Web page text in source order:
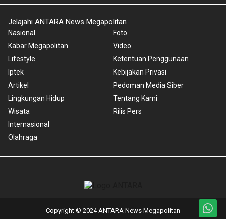
Jelajahi ANTARA News Megapolitan
Nasional
Kabar Megapolitan
Lifestyle
Iptek
Artikel
Lingkungan Hidup
Wisata
Internasional
Olahraga
Foto
Video
Ketentuan Penggunaan
Kebijakan Privasi
Pedoman Media Siber
Tentang Kami
Rilis Pers
Copyright © 2024 ANTARA News Megapolitan